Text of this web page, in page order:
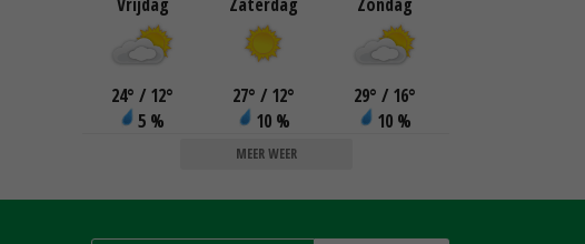
24° / 12°
5 %
27° / 12°
10 %
29° / 16°
10 %
MEER WEER